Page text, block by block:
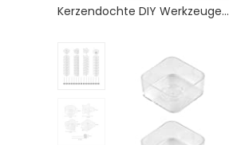
Kerzendochte DIY Werkzeuge…